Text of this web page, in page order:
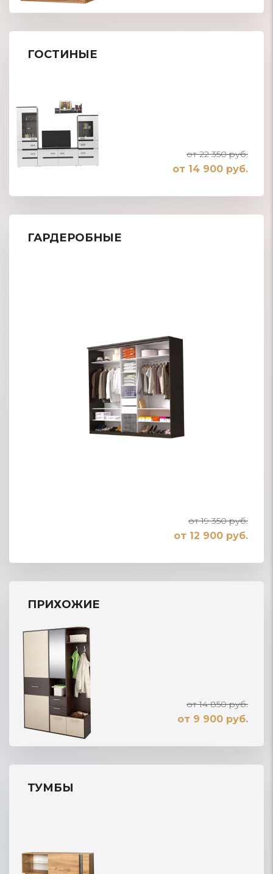
ГОСТИНЫЕ
от 22 350 руб.
от 14 900 руб.
ГАРДЕРОБНЫЕ
от 19 350 руб.
от 12 900 руб.
ПРИХОЖИЕ
от 14 850 руб.
от 9 900 руб.
ТУМБЫ